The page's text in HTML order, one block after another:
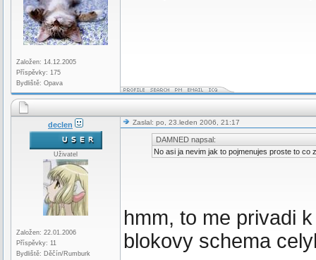
Založen: 14.12.2005
Příspěvky: 175
Bydliště: Opava
declen
Uživatel
Založen: 22.01.2006
Příspěvky: 11
Bydliště: Děčín/Rumburk
Zaslal: po, 23.leden 2006, 21:17
DAMNED napsal:
No asi ja nevim jak to pojmenujes proste to co
hmm, to me privadi
blokovy schema